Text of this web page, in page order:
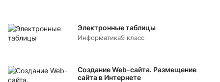
Электронные таблицы
Информатика9 класс
Создание Web-сайта. Размещение
сайта в Интернете